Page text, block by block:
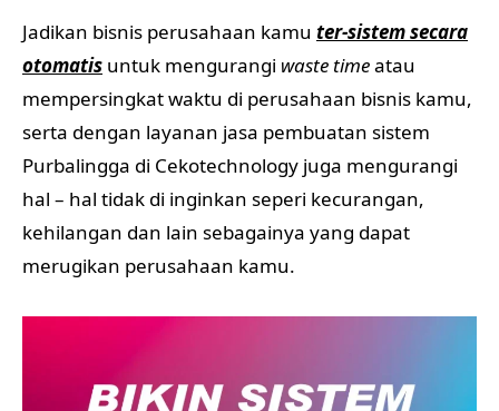
Jadikan bisnis perusahaan kamu ter-sistem secara
otomatis untuk mengurangi waste timeatau
mempersingkat waktu di perusahaan bisnis kamu,
serta dengan layanan jasa pembuatan sistem
Purbalingga di Cekotechnology juga mengurangi
hal – hal tidak di inginkan seperi kecurangan,
kehilangan dan lain sebagainya yang dapat
merugikan perusahaan kamu.